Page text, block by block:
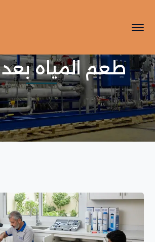
طعم المياه بعد